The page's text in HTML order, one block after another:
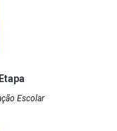
Escolar